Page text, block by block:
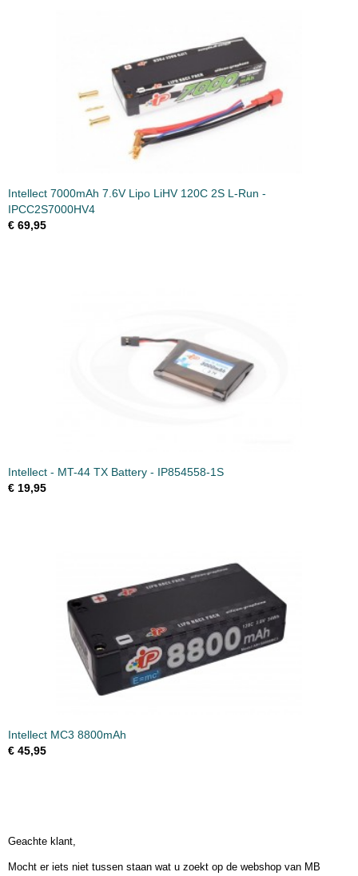
Intellect 7000mAh 7.6V Lipo LiHV 120C 2S L-Run -
IPCC2S7000HV4
€ 69,95
Intellect - MT-44 TX Battery - IP854558-1S
€ 19,95
Intellect MC3 8800mAh
€ 45,95
Geachte klant,
Mocht er iets niet tussen staan wat u zoekt op de webshop van MB